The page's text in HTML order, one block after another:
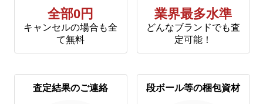
全部0円
キャンセルの場合も全
て無料
業界最多水準
どんなブランドでも査
定可能！
査定結果のご連絡 段ボール等の梱包資材